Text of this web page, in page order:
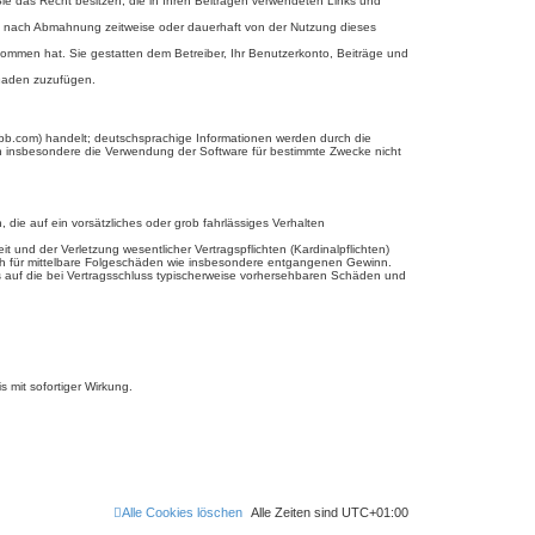
Abmahnung zeitweise oder dauerhaft von der Nutzung dieses
hat. Sie gestatten dem Betreiber, Ihr Benutzerkonto, Beiträge und
zuzufügen.
handelt; deutschsprachige Informationen werden durch die
die Verwendung der Software für bestimmte Zwecke nicht
auf ein vorsätzliches oder grob fahrlässiges Verhalten
und der Verletzung wesentlicher Vertragspflichten (Kardinalpflichten)
mittelbare Folgeschäden wie insbesondere entgangenen Gewinn.
die bei Vertragsschluss typischerweise vorhersehbaren Schäden und
mit sofortiger Wirkung.
Alle Zeiten sind UTC+01:00
Alle Cookies löschen